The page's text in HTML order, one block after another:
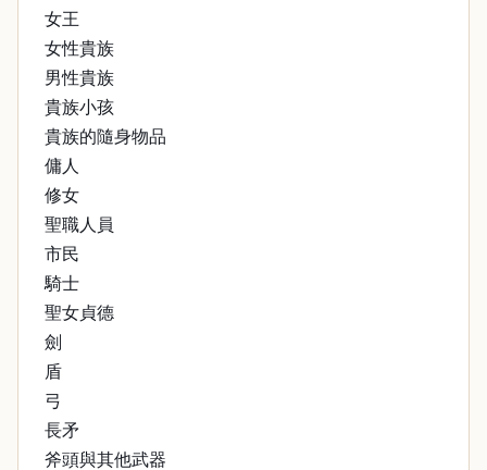
女王
女性貴族
男性貴族
貴族小孩
貴族的隨身物品
傭人
修女
聖職人員
市民
騎士
聖女貞德
劍
盾
弓
長矛
斧頭與其他武器